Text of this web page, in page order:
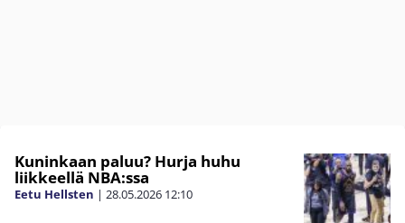
Kuninkaan paluu? Hurja huhu
liikkeellä NBA:ssa
Eetu Hellsten | 28.05.2026 12:10